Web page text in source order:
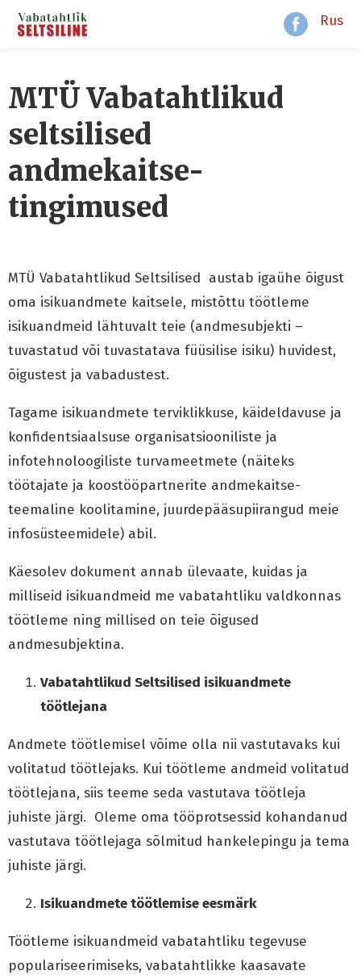
Rus
MTÜ Vabatahtlikud
seltsilised
andmekaitse-
tingimused
MTÜ Vabatahtlikud Seltsilised austab igaühe õigust
oma isikuandmete kaitsele, mistõttu töötleme
isikuandmeid lähtuvalt teie (andmesubjekti –
tuvastatud või tuvastatava füüsilise isiku) huvidest,
õigustest ja vabadustest.
Tagame isikuandmete terviklikkuse, käideldavuse ja
konfidentsiaalsuse organisatsiooniliste ja
infotehnoloogiliste turvameetmete (näiteks
töötajate ja koostööpartnerite andmekaitse-
teemaline koolitamine, juurdepääsupiirangud meie
infosüsteemidele) abil.
Käesolev dokument annab ülevaate, kuidas ja
milliseid isikuandmeid me vabatahtliku valdkonnas
töötleme ning millised on teie õigused
andmesubjektina.
Vabatahtlikud Seltsilised isikuandmete
töötlejana
Andmete töötlemisel võime olla nii vastutavaks kui
volitatud töötlejaks. Kui töötleme andmeid volitatud
töötlejana, siis teeme seda vastutava töötleja
juhiste järgi. Oleme oma tööprotsessid kohandanud
vastutava töötlejaga sõlmitud hankelepingu ja tema
juhiste järgi.
Isikuandmete töötlemise eesmärk
Töötleme isikuandmeid vabatahtliku tegevuse
populariseerimiseks, vabatahtlikke kaasavate